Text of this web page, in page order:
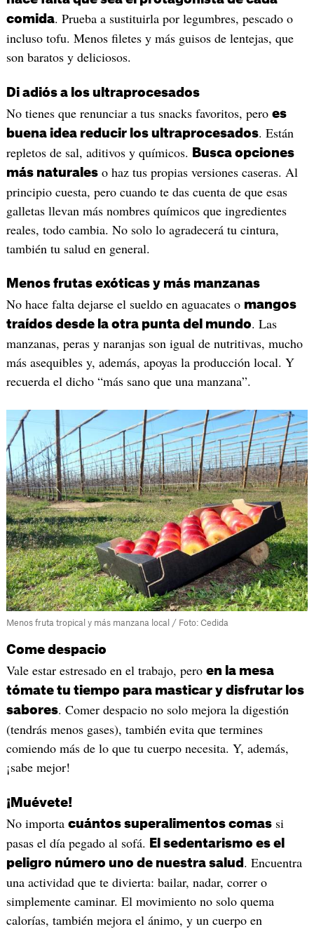
comida. Prueba a sustituirla por legumbres, pescado o
incluso tofu. Menos filetes y más guisos de lentejas, que
son baratos y deliciosos.
Di adiós a los ultraprocesados
No tienes que renunciar a tus snacks favoritos, pero es
buena idea reducir los ultraprocesados. Están
repletos de sal, aditivos y químicos.
Busca opciones
más naturaleso haz tus propias versiones caseras. Al
principio cuesta, pero cuando te das cuenta de que esas
galletas llevan más nombres químicos que ingredientes
reales, todo cambia. No solo lo agradecerá tu cintura,
también tu salud en general.
Menos frutas exóticas y más manzanas
No hace falta dejarse el sueldo en aguacates o mangos
traídos desde la otra punta del mundo. Las
manzanas, peras y naranjas son igual de nutritivas, mucho
más asequibles y, además, apoyas la producción local. Y
recuerda el dicho “más sano que una manzana”.
Menos fruta tropical y más manzana local / Foto: Cedida
Come despacio
Vale estar estresado en el trabajo, pero en la mesa
tómate tu tiempo para masticar y disfrutar los
sabores. Comer despacio no solo mejora la digestión
(tendrás menos gases), también evita que termines
comiendo más de lo que tu cuerpo necesita. Y, además,
¡sabe mejor!
¡Muévete!
No importa cuántos superalimentos comassi
pasas el día pegado al sofá.
El sedentarismo es el
peligro número uno de nuestra salud . Encuentra
una actividad que te divierta: bailar, nadar, correr o
simplemente caminar. El movimiento no solo quema
calorías, también mejora el ánimo, y un cuerpo en